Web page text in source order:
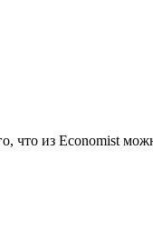
что из Economist